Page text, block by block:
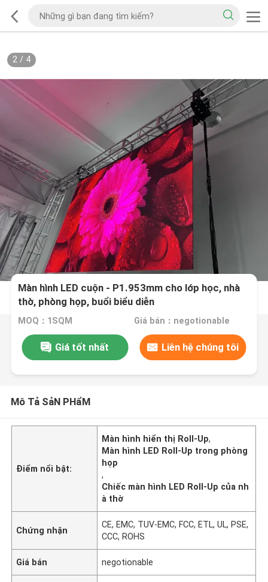
2/ 4
Màn hình LED cuộn - P1.953mm cho lớp học, nhà
thờ, phòng họp, buổi biểu diễn
MOQ：1SQM Giá bán：negotionable
Giá tốt nhất Liên hệ chúng tôi
Mô Tả SảN PHẩM
Điểm nổi bật:
Màn hình hiển thị Roll-Up,
Màn hình LED Roll-Up trong phòng
họp
,
Chiếc màn hình LED Roll-Up của nh
à thờ
Chứng nhận
CE, EMC, TUV-EMC, FCC, ETL, UL, PSE,
CCC, ROHS
Giá bán negotionable